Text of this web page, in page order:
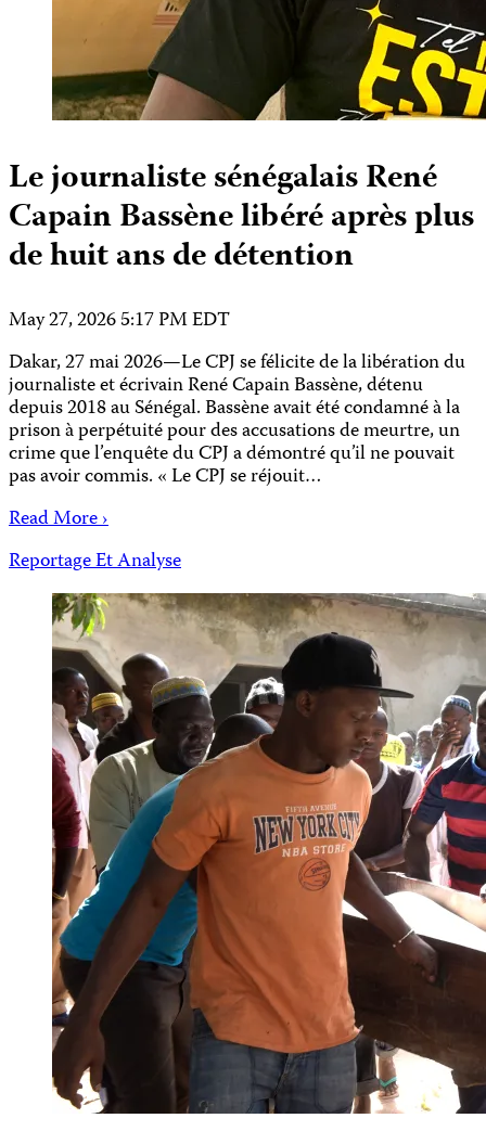
Le journaliste sénégalais René
Capain Bassène libéré après plus
de huit ans de détention
May 27, 2026 5:17 PM EDT
Dakar, 27 mai 2026—Le CPJ se félicite de la libération du
journaliste et écrivain René Capain Bassène, détenu
depuis 2018 au Sénégal. Bassène avait été condamné à la
prison à perpétuité pour des accusations de meurtre, un
crime que l’enquête du CPJ a démontré qu’il ne pouvait
pas avoir commis. « Le CPJ se réjouit…
Read More ›
Reportage Et Analyse